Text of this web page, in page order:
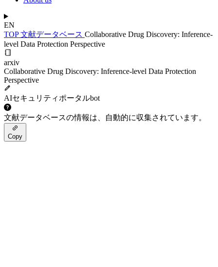
EN
TOP文献データベース Collaborative Drug Discovery: Inference-
level Data Protection Perspective
arxiv
Collaborative Drug Discovery: Inference-level Data Protection
Perspective
AIセキュリティポータルbot
文献データベースの情報は、自動的に収集されています。
Copy